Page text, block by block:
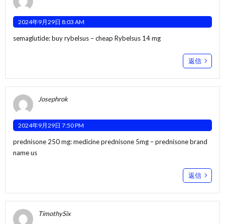
2024年9月29日 8:03 AM
semaglutide:buy rybelsus – cheap Rybelsus 14 mg
返信
Josephrok
2024年9月29日 7:50 PM
prednisone 250 mg:medicine prednisone 5mg – prednisone brand
name us
返信
TimothySix